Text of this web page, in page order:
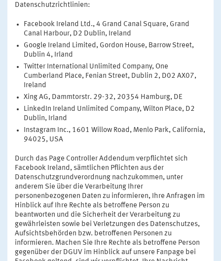
Datenschutzrichtlinien:
Facebook Ireland Ltd., 4 Grand Canal Square, Grand
Canal Harbour, D2 Dublin, Ireland
Google Ireland Limited, Gordon House, Barrow Street,
Dublin 4, Irland
Twitter International Unlimited Company, One
Cumberland Place, Fenian Street, Dublin 2, D02 AX07,
Ireland
Xing AG, Dammtorstr. 29-32, 20354 Hamburg, DE
LinkedIn Ireland Unlimited Company, Wilton Place, D2
Dublin, Irland
Instagram Inc., 1601 Willow Road, Menlo Park, California,
94025, USA
Durch das Page Controller Addendum verpflichtet sich
Facebook Ireland, sämtlichen Pflichten aus der
Datenschutzgrundverordnung nachzukommen, unter
anderem Sie über die Verarbeitung Ihrer
personenbezogenen Daten zu informieren, Ihre Anfragen im
Hinblick auf Ihre Rechte als betroffene Person zu
beantworten und die Sicherheit der Verarbeitung zu
gewährleisten sowie bei Verletzungen des Datenschutzes,
Aufsichtsbehörden bzw. betroffenen Personen zu
informieren. Machen Sie Ihre Rechte als betroffene Person
gegenüber der DGUV im Hinblick auf unsere Fanpage bei